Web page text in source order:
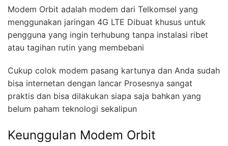
Modem Orbit adalah modem dari Telkomsel yang
menggunakan jaringan 4G LTE Dibuat khusus untuk
pengguna yang ingin terhubung tanpa instalasi ribet
atau tagihan rutin yang membebani
Cukup colok modem pasang kartunya dan Anda sudah
bisa internetan dengan lancar Prosesnya sangat
praktis dan bisa dilakukan siapa saja bahkan yang
belum paham teknologi sekalipun
Keunggulan Modem Orbit